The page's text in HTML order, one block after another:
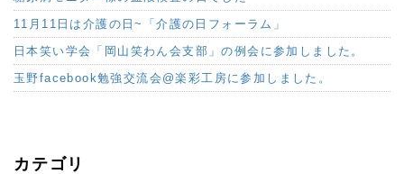
11月11日は介護の日~「介護の日フォーラム」
日本笑い学会「岡山笑わん会支部」の例会に参加しました。
玉野facebook勉強交流会@楽彩工房に参加しました。
カテゴリ